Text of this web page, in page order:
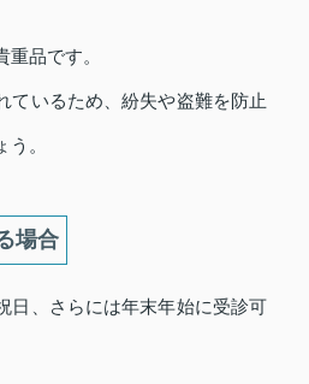
品です。
ているため、紛失や盗難を防止
。
場合
日、さらには年末年始に受診可